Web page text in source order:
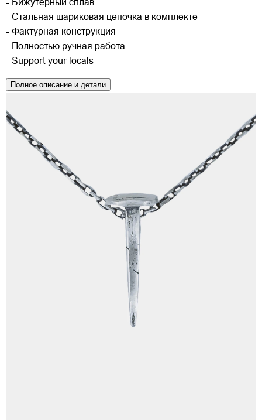
- Бижутерный сплав
- Стальная шариковая цепочка в комплекте
- Фактурная конструкция
- Полностью ручная работа
- Support your locals
Полное описание и детали